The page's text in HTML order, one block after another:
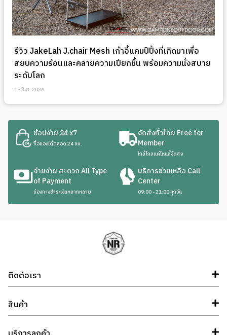
รีวิว JakeLah J.chair Mesh เก้าอี้แคมป์ปิ้งที่เกิดมาเพื่อ
สยบความร้อนและคลายความเปียกชื้น พร้อมความนั่งสบาย
ระดับโลก
18 มิ.ย. 2026
ช้อปง่าย 24 x7
ซื้อของได้ตลอด 24 ชม.
จัดส่งทั่วไทย Free for
Member
ใกล้ไกลแค่ไหนก็จัดส่ง
จ่ายง่าย สะดวก All Type
of Payment
ช่องทางชำระเงินหลากหลาย
บริการช่วยเหลือ Call
Center
09:00 - 21:00 ทุกวัน
ติดต่อเรา
สินค้า